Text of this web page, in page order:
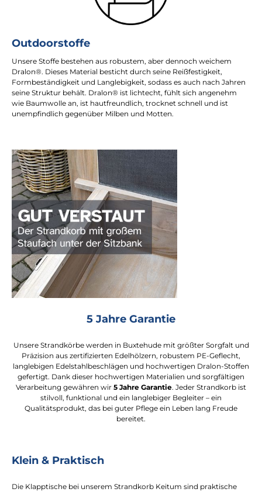
Outdoorstoffe
Unsere Stoffe bestehen aus robustem, aber dennoch weichem
Dralon®. Dieses Material besticht durch seine Reißfestigkeit,
Formbeständigkeit und Langlebigkeit, sodass es auch nach Jahren
seine Struktur behält. Dralon® ist lichtecht, fühlt sich angenehm
wie Baumwolle an, ist hautfreundlich, trocknet schnell und ist
unempfindlich gegenüber Milben und Motten.
5 Jahre Garantie
Unsere Strandkörbe werden in Buxtehude mit größter Sorgfalt und
Präzision aus zertifizierten Edelhölzern, robustem PE-Geflecht,
langlebigen Edelstahlbeschlägen und hochwertigen Dralon-Stoffen
gefertigt. Dank dieser hochwertigen Materialien und sorgfältigen
Verarbeitung gewähren wir 5 Jahre Garantie. Jeder Strandkorb ist
stilvoll, funktional und ein langlebiger Begleiter – ein
Qualitätsprodukt, das bei guter Pflege ein Leben lang Freude
bereitet.
Klein & Praktisch
Die Klapptische bei unserem Strandkorb Keitum sind praktische